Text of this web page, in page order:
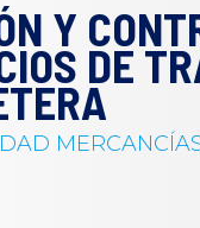
Y
DE